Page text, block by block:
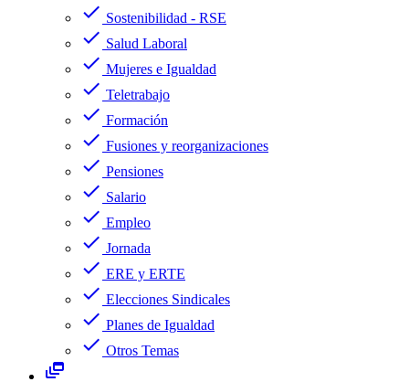
check Sostenibilidad - RSE
check Salud Laboral
check Mujeres e Igualdad
check Teletrabajo
check Formación
check Fusiones y reorganizaciones
check Pensiones
check Salario
check Empleo
check Jornada
check ERE y ERTE
check Elecciones Sindicales
check Planes de Igualdad
check Otros Temas
dynamic_feed